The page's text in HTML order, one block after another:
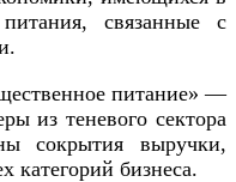
связанные с
питание» —
из теневого сектора
сокрытия выручки,
категорий бизнеса.